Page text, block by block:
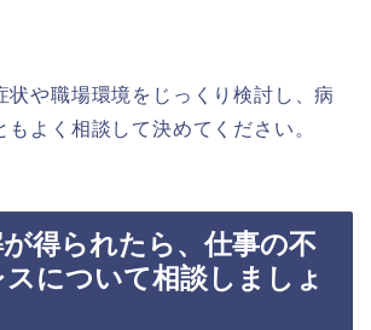
状や職場環境をじっくり検討し、病
もよく相談して決めてください。
得られたら、仕事の不
について相談しましょ